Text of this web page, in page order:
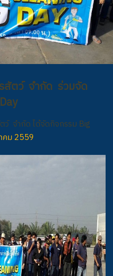
สัตว์ จำกัด ร่วมจัด
ว์ จำกัด ได้จัดกิจกรรม Big
คม 2559